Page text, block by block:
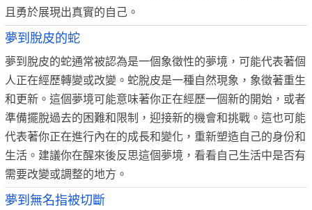
且勇於展現出真實的自己。
夢到脫皮的蛇
夢到脫皮的蛇通常被認為是一個象徵性的夢境，可能代表著個
人正在經歷轉變或改變。蛇脫皮是一種自然現象，象徵著重生
和更新。這個夢境可能意味著你正在經歷一個新的開始，或者
準備擺脫過去的困難和限制，迎接新的機會和挑戰。這也可能
代表著你正在進行內在的成長和變化，重新塑造自己的身份和
生活。建議你在醒來後反思這個夢境，看看自己生活中是否有
需要改變或調整的地方。
夢到無名指被切斷